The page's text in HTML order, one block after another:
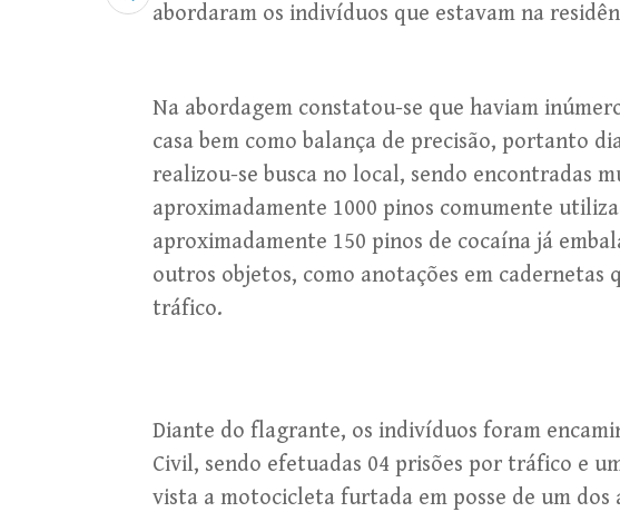
abordaram os indivíduos que estavam na
Na abordagem constatou-se que haviam
casa bem como balança de precisão, portanto
realizou-se busca no local, sendo encontradas
aproximadamente 1000 pinos comumente
aproximadamente 150 pinos de cocaína já
outros objetos, como anotações em cadernetas
tráfico.
Diante do flagrante, os indivíduos foram
Civil, sendo efetuadas 04 prisões por tráfico e
vista a motocicleta furtada em posse de um dos